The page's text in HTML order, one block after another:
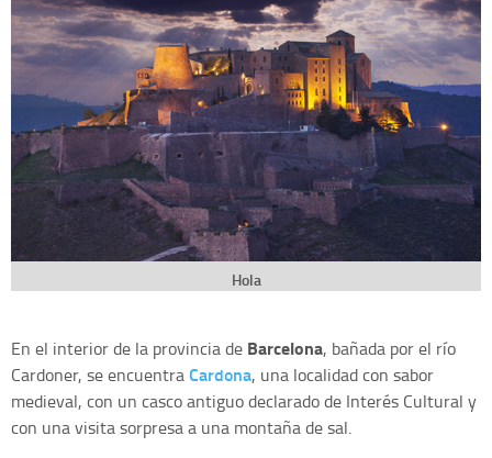
Hola
En el interior de la provincia de Barcelona, bañada por el río
Cardoner, se encuentraCardona, una localidad con sabor
medieval, con un casco antiguo declarado de Interés Cultural y
con una visita sorpresa a una montaña de sal.